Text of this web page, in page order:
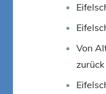
Von
zurück